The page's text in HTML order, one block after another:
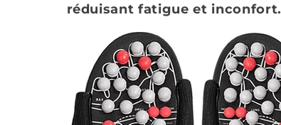
réduisant fatigue et inconfort.